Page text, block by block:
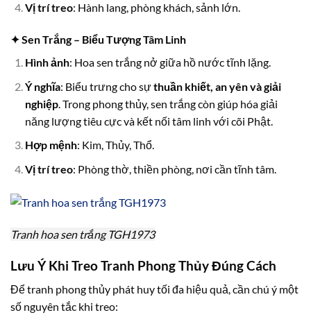
Vị trí treo: Hành lang, phòng khách, sảnh lớn.
✦ Sen Trắng – Biểu Tượng Tâm Linh
Hình ảnh: Hoa sen trắng nở giữa hồ nước tĩnh lặng.
Ý nghĩa: Biểu trưng cho sựthuần khiết, an yên và giải
nghiệp. Trong phong thủy, sen trắng còn giúp hóa giải
năng lượng tiêu cực và kết nối tâm linh với cõi Phật.
Hợp mệnh: Kim, Thủy, Thổ.
Vị trí treo: Phòng thờ, thiền phòng, nơi cần tĩnh tâm.
Tranh hoa sen trắng TGH1973
Lưu Ý Khi Treo Tranh Phong Thủy Đúng Cách
Để tranh phong thủy phát huy tối đa hiệu quả, cần chú ý một
số nguyên tắc khi treo: